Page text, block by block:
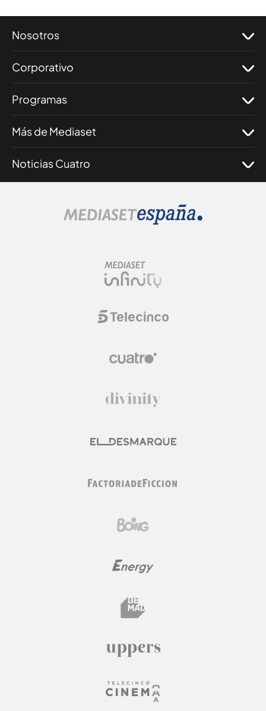
Nosotros
Corporativo
Programas
Más de Mediaset
Noticias Cuatro